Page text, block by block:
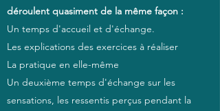
déroulent quasiment de la même façon :
Un temps d'accueil et d'échange.
Les explications des exercices à réaliser
La pratique en elle-même
Un deuxième temps d'échange sur les
sensations, les ressentis perçus pendant la